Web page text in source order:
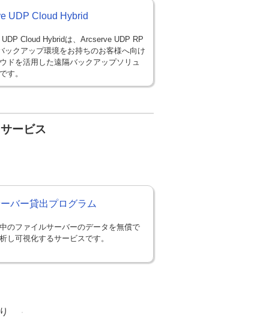
UDP Cloud Hybrid
Cloud Hybridは、Arcserve UDP RP
ックアップ環境をお持ちのお客様へ向け
ドを活用した遠隔バックアップソリュ
す。
ービス
バー貸出プログラム
のファイルサーバーのデータを無償で
し可視化するサービスです。